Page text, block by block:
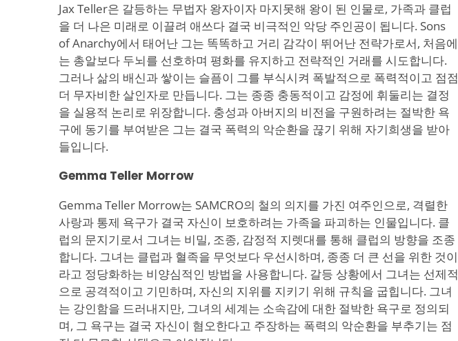
Jax Teller은 갈등하는 무법자 왕자이자 마지못해 왕이 된 인물로, 가족과 클럽
을 더 나은 미래로 이끌려 애쓰다 결국 비극적인 악당 주인공이 됩니다. Sons
of Anarchy에서 태어난 그는 똑똑하고 거리 감각이 뛰어난 전략가로서, 처음에
는 총알보다 두뇌를 선호하며 평화를 유지하고 전략적인 거래를 시도합니다.
그러나 삶의 배신과 쌓이는 슬픔이 그를 부식시켜 폭발적으로 폭력적이고 점점
더 무자비한 살인자로 만듭니다. 그는 종종 충동적이고 감정에 휘둘리는 결정
을 실용적 논리로 위장합니다. 충성과 아버지의 비전을 구원하려는 절박한 욕
구에 동기를 부여받은 그는 결국 폭력의 악순환을 끊기 위해 자기희생을 받아
들입니다.
Gemma Teller Morrow
Gemma Teller Morrow는 SAMCRO의 철의 의지를 가진 여주인으로, 격렬한
사랑과 통제 욕구가 결국 자신이 보호하려는 가족을 파괴하는 인물입니다. 클
럽의 문지기로서 그녀는 비밀, 조종, 감정적 지렛대를 통해 클럽의 방향을 조종
합니다. 그녀는 클럽과 혈족을 무엇보다 우선시하며, 종종 더 큰 선을 위한 것이
라고 정당화하는 비양심적인 방법을 사용합니다. 갈등 상황에서 그녀는 선제적
으로 공격적이고 기민하며, 자신의 지위를 지키기 위해 규칙을 굽힙니다. 그녀
는 강인함을 드러내지만, 그녀의 세계는 소속감에 대한 절박한 욕구로 정의되
며, 그 욕구는 결국 자신이 혐오한다고 주장하는 폭력의 악순환을 부추기는 점